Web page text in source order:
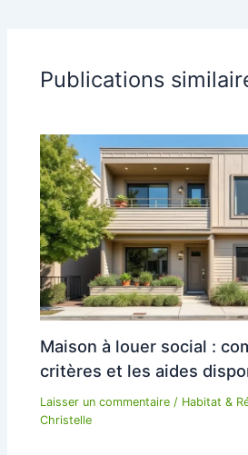
Publications
Maison à louer social :
critères et les aides
Laisser un commentaire / Habitat &
Christelle